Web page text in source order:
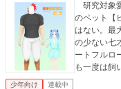
研究対象
のペット【
はない。最
の少ない七
ートフルロ
も一度は飼
少年向け 連載中